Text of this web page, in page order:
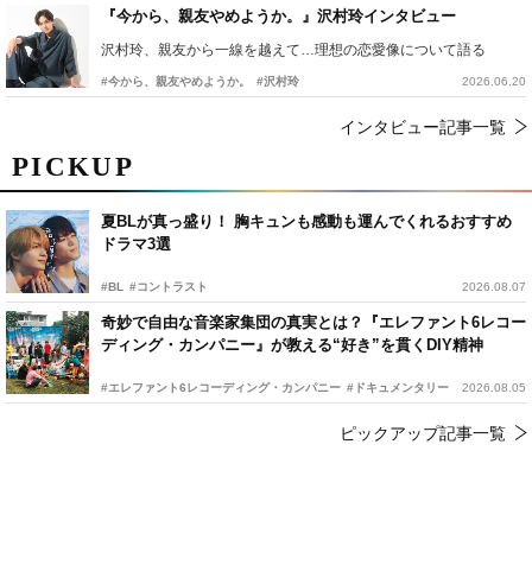
PICKUP
夏BLが真っ盛り！ 胸キュンも感動も運んでくれるおすすめ
ドラマ3選
#BL #コントラスト 2026.08.07
奇妙で自由な音楽家集団の真実とは？『エレファント6レコー
ディング・カンパニー』が教える“好き”を貫くDIY精神
#エレファント6レコーディング・カンパニー #ドキュメンタリー 2026.08.05
ピックアップ記事一覧
『今から、親友やめようか。』沢村玲インタビュー
沢村玲、親友から一線を越えて…理想の恋愛像について語る
#今から、親友やめようか。 #沢村玲 2026.06.20
インタビュー記事一覧